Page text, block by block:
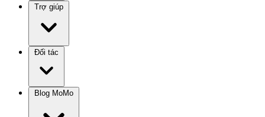
Trợ giúp
Đối tác
Blog MoMo